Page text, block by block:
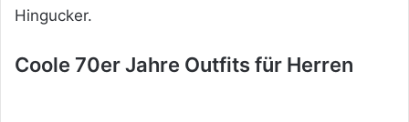
Hingucker.
Coole 70er Jahre Outfits für Herren